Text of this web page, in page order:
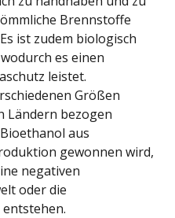
Brennstoffe
ist zudem biologisch
es einen
leistet.
Größen
Ländern bezogen
aus
gewonnen wird,
negativen
oder die